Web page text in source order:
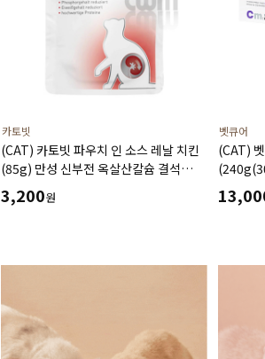
카토빗
(CAT) 카토빗 파우치 인 소스 레날 치킨
(85g) 만성 신부전 옥살산칼슘 결석
예방에 도움
3,200원
벳큐어
(CAT)
식이알
습식 캔